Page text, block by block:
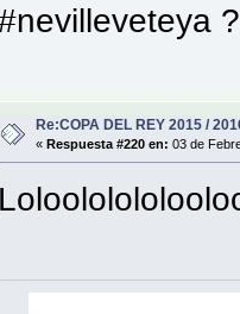
?
Re:COPA DEL REY 2015 /
«Respuesta #220 en: 03 de